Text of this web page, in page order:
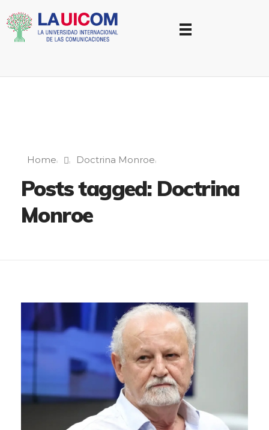
Home Doctrina Monroe
Posts tagged: Doctrina
Monroe